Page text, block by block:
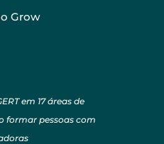
Grow
em 17 áreas de
formar pessoas com